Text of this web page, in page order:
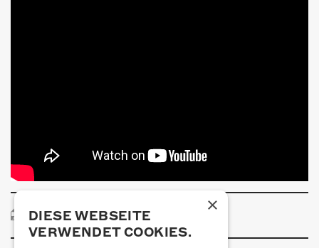
PRESSEBILD
×
DIESE WEBSEITE
VERWENDET COOKIES.